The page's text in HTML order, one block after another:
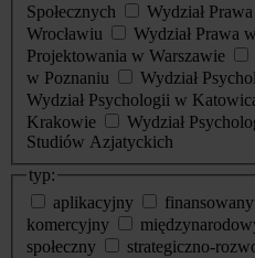
Społecznych
Wydział
Wrocławiu
Wydział Prawa
Projektowania w Warszawie
w Poznaniu
Wydział
Wydział Psychologii w
Krakowie
Wydział
Studiów Azjatyckich
typ:
aplikacyjny
komercyjny
społeczny
strategiczno-